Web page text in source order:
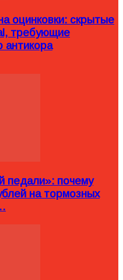
оцинковки: скрытые
требующие
антикора
педали»: почему
на тормозных